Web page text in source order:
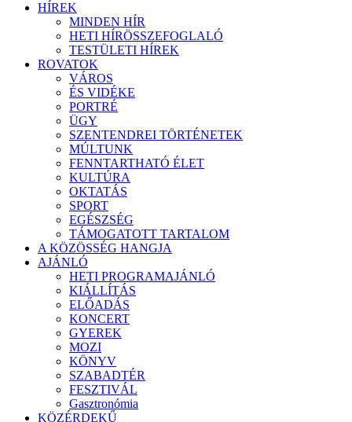
HÍREK
MINDEN HÍR
HETI HÍRÖSSZEFOGLALÓ
TESTÜLETI HÍREK
ROVATOK
VÁROS
ÉS VIDÉKE
PORTRÉ
ÜGY
SZENTENDREI TÖRTÉNETEK
MÚLTUNK
FENNTARTHATÓ ÉLET
KULTÚRA
OKTATÁS
SPORT
EGÉSZSÉG
TÁMOGATOTT TARTALOM
A KÖZÖSSÉG HANGJA
AJÁNLÓ
HETI PROGRAMAJÁNLÓ
KIÁLLÍTÁS
ELŐADÁS
KONCERT
GYEREK
MOZI
KÖNYV
SZABADTÉR
FESZTIVÁL
Gasztronómia
KÖZÉRDEKŰ